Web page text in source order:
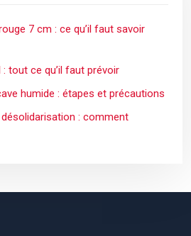
7 cm : ce qu’il faut savoir
tout ce qu’il faut prévoir
humide : étapes et précautions
: comment